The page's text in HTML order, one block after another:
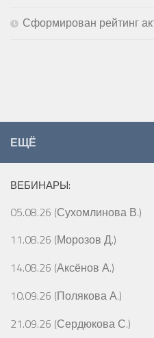
Сформирован рейтинг
ЕЩЁ
ВЕБИНАРЫ:
05.08.26 (Сухомлинова В.)
11.08.26 (Морозов Д.)
14.08.26 (Аксёнов А.)
10.09.26 (Полякова А.)
21.09.26 (Сердюкова С.)